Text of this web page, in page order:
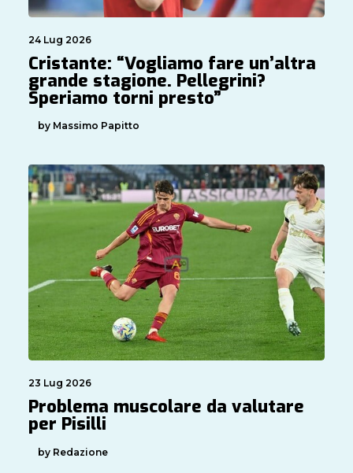
24 Lug 2026
Cristante: “Vogliamo fare un’altra
grande stagione. Pellegrini?
Speriamo torni presto”
by Massimo Papitto
23 Lug 2026
Problema muscolare da valutare
per Pisilli
by Redazione